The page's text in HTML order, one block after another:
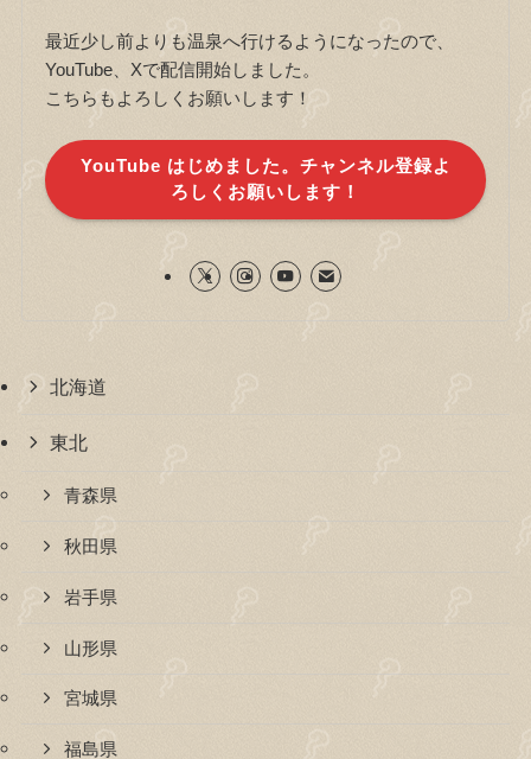
最近少し前よりも温泉へ行けるようになったので、
YouTube、Xで配信開始しました。
こちらもよろしくお願いします！
YouTube はじめました。チャンネル登録よ
ろしくお願いします！
北海道
東北
青森県
秋田県
岩手県
山形県
宮城県
福島県